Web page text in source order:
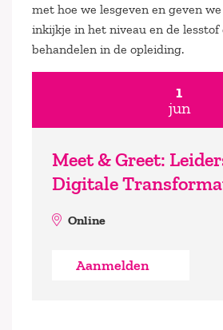
met hoe we lesgeven en geven
inkijkje in het niveau en de lesstof
behandelen in de opleiding.
1
jun
Meet & Greet:
Digitale
Online
Aanmelden